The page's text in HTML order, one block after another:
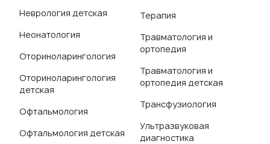
Неврология детская
Неонатология
Оториноларингология
Оториноларингология
детская
Офтальмология
Офтальмология детская
Терапия
Травматология и
ортопедия
Травматология и
ортопедия детская
Трансфузиология
Ультразвуковая
диагностика